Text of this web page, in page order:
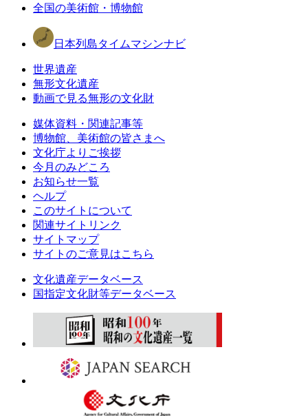
全国の美術館・博物館
日本列島タイムマシンナビ
世界遺産
無形文化遺産
動画で見る無形の文化財
媒体資料・関連記事等
博物館、美術館の皆さまへ
文化庁よりご挨拶
今月のみどころ
お知らせ一覧
ヘルプ
このサイトについて
関連サイトリンク
サイトマップ
サイトのご意見はこちら
文化遺産データベース
国指定文化財等データベース